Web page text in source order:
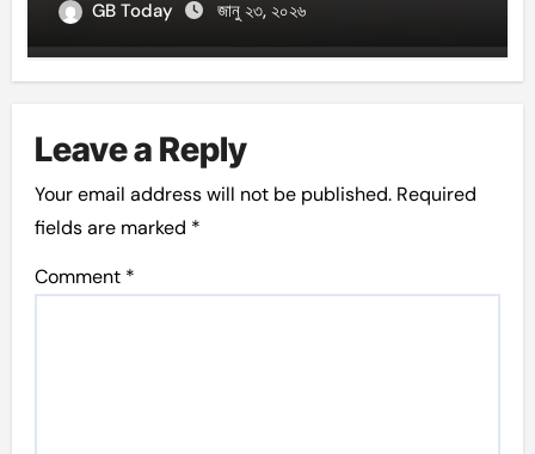
GB Today জানু ২৩, ২০২৬
Leave a Reply
Your email address will not be published. Required
fields are marked *
Comment *